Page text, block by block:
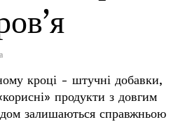
кроці - штучні добавки,
продукти з довгим
залишаються справжньою